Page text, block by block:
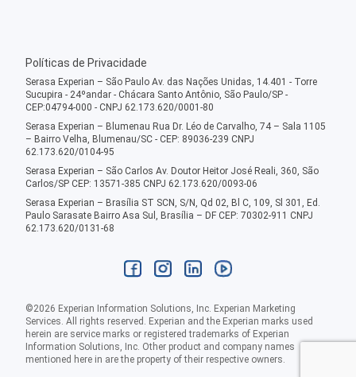
Políticas de Privacidade
Serasa Experian – São Paulo Av. das Nações Unidas, 14.401 - Torre
Sucupira - 24ºandar - Chácara Santo Antônio, São Paulo/SP -
CEP:04794-000 - CNPJ 62.173.620/0001-80
Serasa Experian – Blumenau Rua Dr. Léo de Carvalho, 74 – Sala 1105
– Bairro Velha, Blumenau/SC - CEP: 89036-239 CNPJ
62.173.620/0104-95
Serasa Experian – São Carlos Av. Doutor Heitor José Reali, 360, São
Carlos/SP CEP: 13571-385 CNPJ 62.173.620/0093-06
Serasa Experian – Brasília ST SCN, S/N, Qd 02, Bl C, 109, Sl 301, Ed.
Paulo Sarasate Bairro Asa Sul, Brasília – DF CEP: 70302-911 CNPJ
62.173.620/0131-68
©2026 Experian Information Solutions, Inc. Experian Marketing
Services. All rights reserved. Experian and the Experian marks used
herein are service marks or registered trademarks of Experian
Information Solutions, Inc. Other product and company names
mentioned here in are the property of their respective owners.